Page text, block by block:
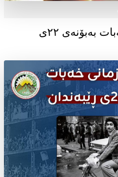
پەیامی سازمانی خەبات بەبۆنەی ۲۲ی